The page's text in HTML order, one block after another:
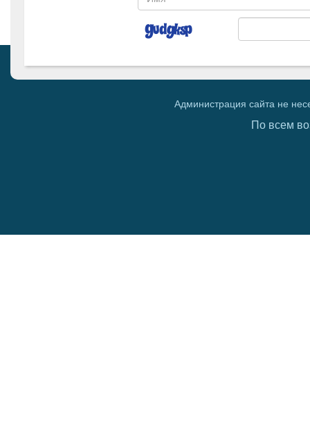
Администрация сайта не
По всем